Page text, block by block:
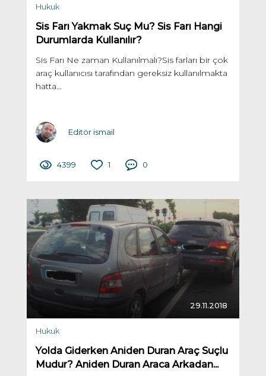
Hukuk
Sis Farı Yakmak Suç Mu? Sis Farı Hangi
Durumlarda Kullanılır?
Sis Farı Ne zaman Kullanılmalı?Sis farları bir çok
araç kullanıcısı tarafından gereksiz kullanılmakta
hatta...
Editör ismail
4399 1 0
29.11.2018
Hukuk
Yolda Giderken Aniden Duran Araç Suçlu
Mudur? Aniden Duran Araca Arkadan...